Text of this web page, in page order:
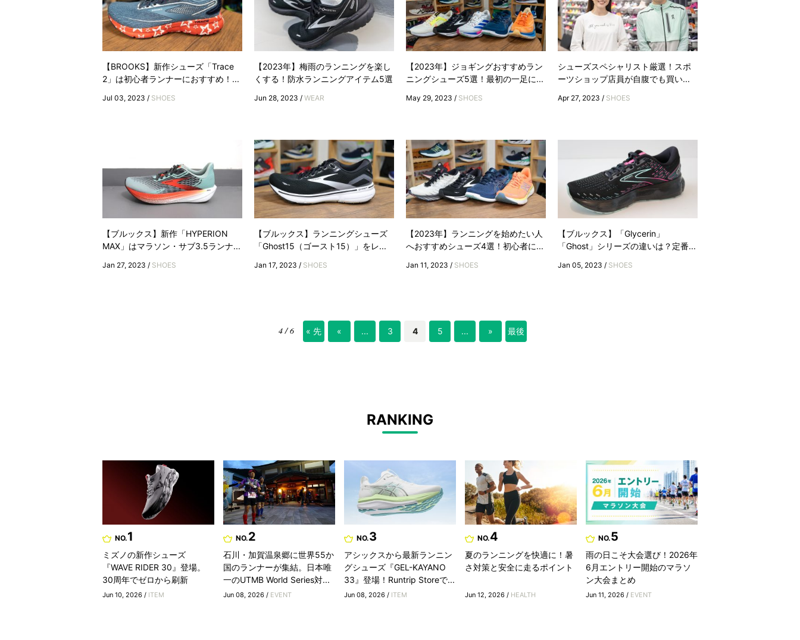
【BROOKS】新作シューズ「Trace
2」は初心者ランナーにおすすめ！...
Jul 03, 2023 / SHOES
【2023年】梅雨のランニングを楽し
くする！防水ランニングアイテム5選
Jun 28, 2023 / WEAR
【2023年】ジョギングおすすめラン
ニングシューズ5選！最初の一足に...
May 29, 2023 / SHOES
シューズスペシャリスト厳選！スポ
ーツショップ店員が自腹でも買い...
Apr 27, 2023 / SHOES
【ブルックス】新作「HYPERION
MAX」はマラソン・サブ3.5ランナ...
Jan 27, 2023 / SHOES
【ブルックス】ランニングシューズ
「Ghost15（ゴースト15）」をレ...
Jan 17, 2023 / SHOES
【2023年】ランニングを始めたい人
へおすすめシューズ4選！初心者に...
Jan 11, 2023 / SHOES
【ブルックス】「Glycerin」
「Ghost」シリーズの違いは？定番...
Jan 05, 2023 / SHOES
4 / 6 « 先 « ... 3 4 5 ... » 最後
RANKING
NO.1
ミズノの新作シューズ
『WAVE RIDER 30』登場。
30周年でゼロから刷新
Jun 10, 2026 / ITEM
NO.2
石川・加賀温泉郷に世界55か
国のランナーが集結。日本唯
一のUTMB World Series対...
Jun 08, 2026 / EVENT
NO.3
アシックスから最新ランニン
グシューズ『GEL-KAYANO
33』登場！Runtrip Storeで...
Jun 08, 2026 / ITEM
NO.4
夏のランニングを快適に！暑
さ対策と安全に走るポイント
Jun 12, 2026 / HEALTH
NO.5
雨の日こそ大会選び！2026年
6月エントリー開始のマラソ
ン大会まとめ
Jun 11, 2026 / EVENT